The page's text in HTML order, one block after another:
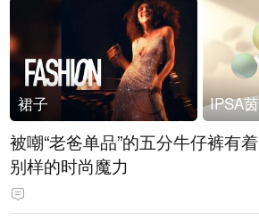
裙子
被嘲“老爸单品”的五分牛仔裤有着
别样的时尚魔力